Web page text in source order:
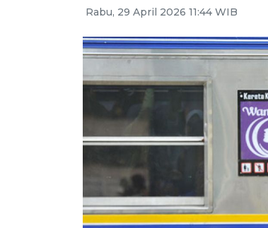
Rabu, 29 April 2026 11:44 WIB